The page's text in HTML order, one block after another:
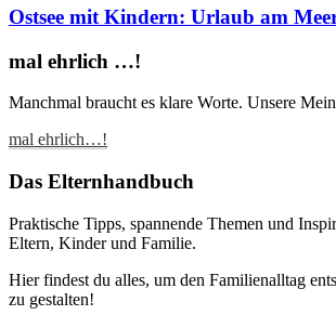
Ostsee mit Kindern: Urlaub am
mal ehrlich …!
Manchmal braucht es klare Worte. Unsere
mal ehrlich…!
Das Elternhandbuch
Praktische Tipps, spannende Themen und
Eltern, Kinder und Familie.
Hier findest du alles, um den Familienalltag
zu gestalten!